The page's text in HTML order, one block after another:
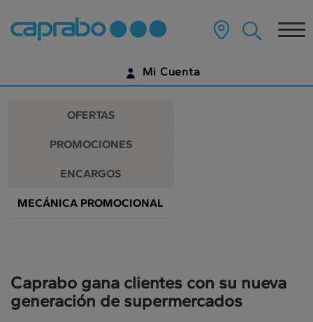
Promociones
y
descuentos
en
nuestros
supermercados
contenido
página
Mi Cuenta
¿AÚN NO TIENES UNA CUENTA DIGITAL?
OFERTAS
PROMOCIONES
ENCARGOS
MECÁNICA PROMOCIONAL
Caprabo gana clientes con su nueva
generación de supermercados